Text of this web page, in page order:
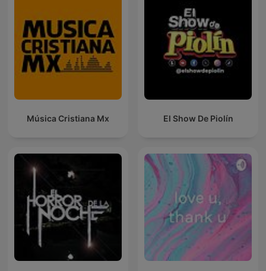
Música Cristiana Mx El Show De Piolín